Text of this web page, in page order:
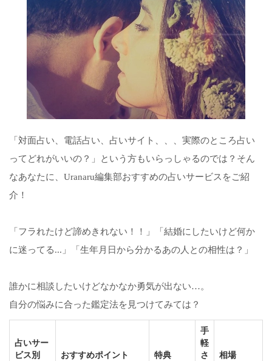
「対面占い、電話占い、占いサイト、、、実際のところ占い
ってどれがいいの？」という方もいらっしゃるのでは？そん
なあなたに、Uranaru編集部おすすめの占いサービスをご紹
介！
「フラれたけど諦めきれない！！」「結婚にしたいけど何か
に迷ってる...」「生年月日から分かるあの人との相性は？」
誰かに相談したいけどなかなか勇気が出ない…。
自分の悩みに合った鑑定法を見つけてみては？
占いサー
ビス別
おすすめポイント 特典
手
軽
さ
相場